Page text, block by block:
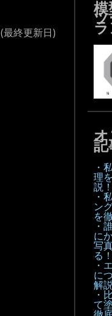
(最終更新日)
・
理
説
・
ン
を
・
に
写
る
・
に
解
・
て